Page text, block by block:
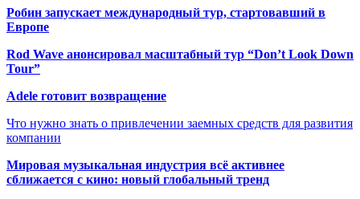
Робин запускает международный тур, стартовавший в
Европе
Rod Wave анонсировал масштабный тур “Don’t Look Down
Tour”
Adele готовит возвращение
Что нужно знать о привлечении заемных средств для развития
компании
Мировая музыкальная индустрия всё активнее
сближается с кино: новый глобальный тренд